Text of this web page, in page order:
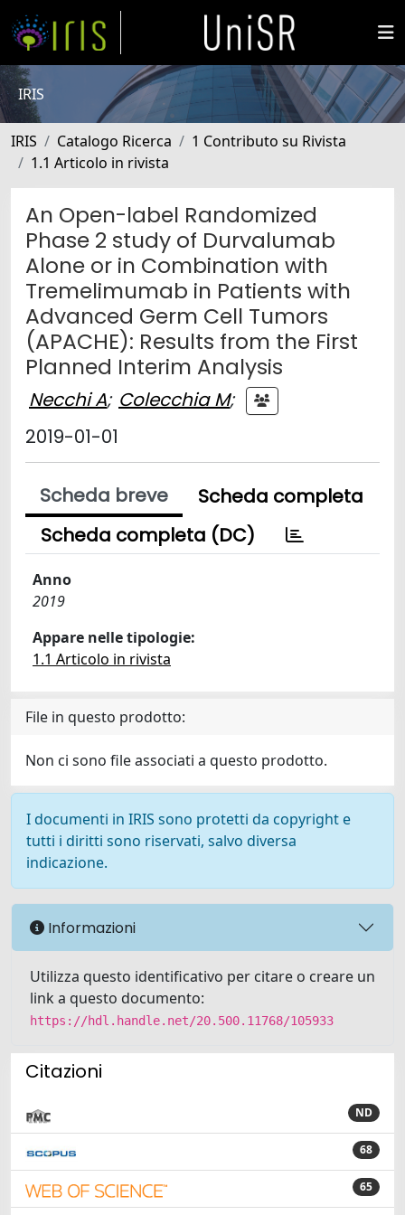
IRIS
IRIS Catalogo Ricerca
1 Contributo su Rivista
1.1 Articolo in rivista
An Open-label Randomized
Phase 2 study of Durvalumab
Alone or in Combination with
Tremelimumab in Patients with
Advanced Germ Cell Tumors
(APACHE): Results from the First
Planned Interim Analysis
Necchi A; Colecchia M;
2019-01-01
Scheda breve
Scheda completa
Scheda completa (DC)
Anno
2019
Appare nelle tipologie:
1.1 Articolo in rivista
File in questo prodotto:
Non ci sono file associati a questo prodotto.
I documenti in IRIS sono protetti da copyright e
tutti i diritti sono riservati, salvo diversa
indicazione.
Informazioni
Utilizza questo identificativo per citare o creare un
link a questo documento:
https://hdl.handle.net/20.500.11768/105933
Citazioni
ND
68
65